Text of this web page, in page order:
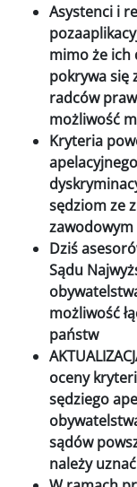
Asystenci i
mimo że ich
pokrywa się
radców
możliwość
Kryteria
sędziom ze
zawodowym
Dziś
Sądu
możliwość
państw
oceny
sędziego
sądów
należy